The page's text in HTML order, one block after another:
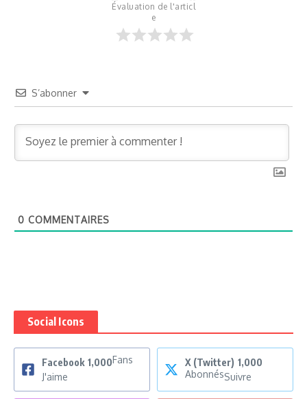
Évaluation de l'articl
e
S’abonner
0 COMMENTAIRES
Social Icons
Facebook 1,000Fans
J'aime
X (Twitter) 1,000
AbonnésSuivre